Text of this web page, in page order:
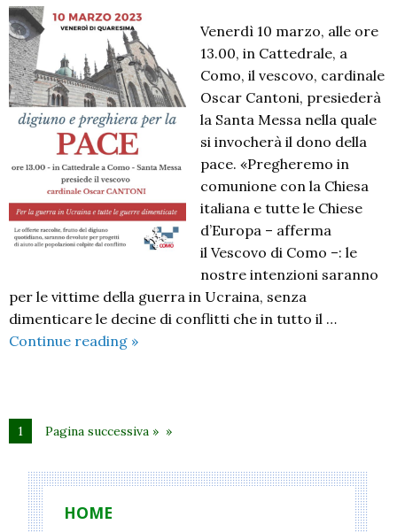
Venerdì 10 marzo, alle ore
13.00, in Cattedrale, a
Como, il vescovo, cardinale
Oscar Cantoni, presiederà
la Santa Messa nella quale
si invocherà il dono della
pace. «Pregheremo in
comunione con la Chiesa
italiana e tutte le Chiese
d’Europa – afferma
il Vescovo di Como –: le
nostre intenzioni saranno
per le vittime della guerra in Ucraina, senza
dimenticare le decine di conflitti che in tutto il …
Continue reading Digiuno
la
»
1 Pagina successiva »
HOME